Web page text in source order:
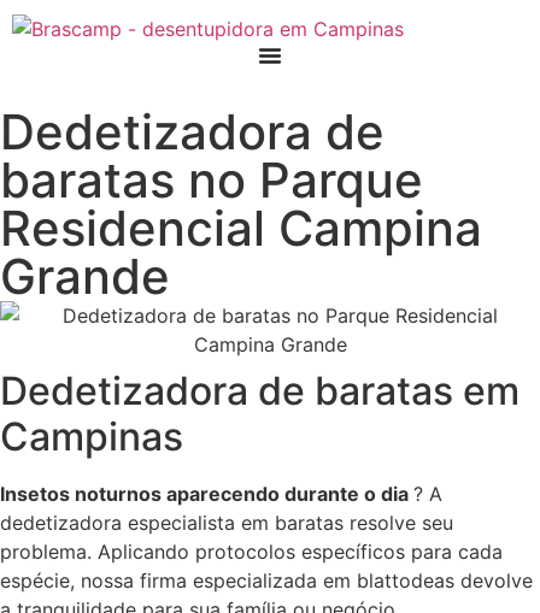
Dedetizadora de
baratas no Parque
Residencial Campina
Grande
Dedetizadora de baratas em
Campinas
Insetos noturnos aparecendo durante o dia ? A
dedetizadora especialista em baratas resolve seu
problema. Aplicando protocolos específicos para cada
espécie, nossa firma especializada em blattodeas devolve